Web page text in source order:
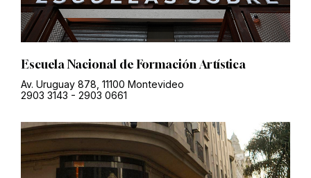
Escuela Nacional de Formación Artística
Av. Uruguay 878, 11100 Montevideo
2903 3143 - 2903 0661